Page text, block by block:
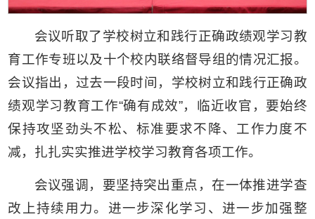
会议听取了学校树立和践行正确政绩观学习教
育工作专班以及十个校内联络督导组的情况汇报。
会议指出，过去一段时间，学校树立和践行正确政
绩观学习教育工作“确有成效”，临近收官，要始终
保持攻坚劲头不松、标准要求不降、工作力度不
减，扎扎实实推进学校学习教育各项工作。
会议强调，要坚持突出重点，在一体推进学查
改上持续用力。进一步深化学习、进一步加强整